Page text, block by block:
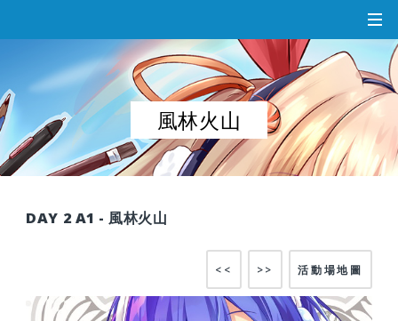
風林火山
DAY 2 A1 - 風林火山
活動場地圖
>>
<<